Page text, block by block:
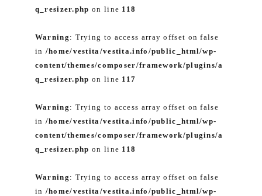
q_resizer.php on line 118
Warning : Trying to access array offset on false
in /home/vestita/vestita.info/public_html/wp-
content/themes/composer/framework/plugins/a
q_resizer.php on line 117
Warning : Trying to access array offset on false
in /home/vestita/vestita.info/public_html/wp-
content/themes/composer/framework/plugins/a
q_resizer.php on line 118
Warning : Trying to access array offset on false
in /home/vestita/vestita.info/public_html/wp-